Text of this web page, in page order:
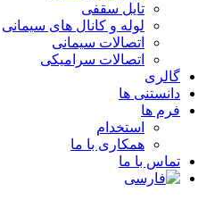
تایل سقفی
لوله و کانال های سیمانی
اتصالات سیمانی
اتصالات سرامیکی
گالری
دانستنی ها
فرم ها
استخدام
همکاری با ما
تماس با ما